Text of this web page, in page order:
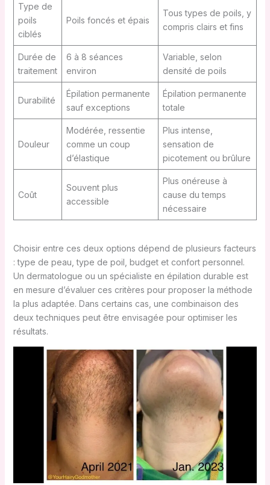
Type de
poils
ciblés
Poils foncés et épais
Tous types de poils, y
compris clairs et fins
Durée de
traitement
6 à 8 séances
environ
Variable, selon
densité de poils
Durabilité
Épilation permanente
sauf exceptions
Épilation permanente
totale
Douleur
Modérée, ressentie
comme un coup
d’élastique
Plus intense,
sensation de
picotement ou brûlure
Coût
Souvent plus
accessible
Plus onéreuse à
cause du temps
nécessaire
Choisir entre ces deux options dépend de plusieurs facteurs
: type de peau, type de poil, budget et confort personnel.
Un dermatologue ou un spécialiste en épilation durable est
en mesure d’évaluer ces critères pour proposer la méthode
la plus adaptée. Dans certains cas, une combinaison des
deux techniques peut être envisagée pour optimiser les
résultats.